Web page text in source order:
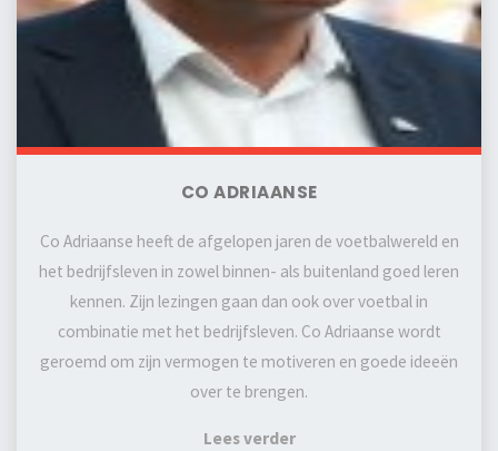
CO ADRIAANSE
Co Adriaanse heeft de afgelopen jaren de voetbalwereld en
het bedrijfsleven in zowel binnen- als buitenland goed leren
kennen. Zijn lezingen gaan dan ook over voetbal in
combinatie met het bedrijfsleven. Co Adriaanse wordt
geroemd om zijn vermogen te motiveren en goede ideeën
over te brengen.
Lees verder